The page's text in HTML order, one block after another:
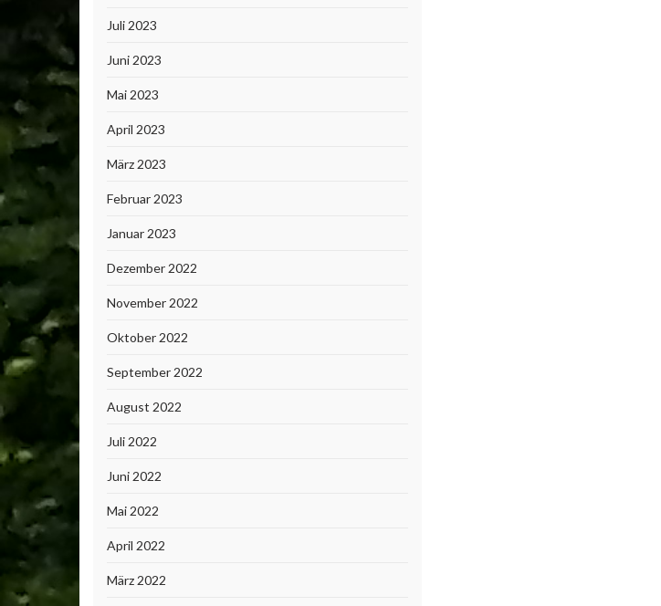
Juli 2023
Juni 2023
Mai 2023
April 2023
März 2023
Februar 2023
Januar 2023
Dezember 2022
November 2022
Oktober 2022
September 2022
August 2022
Juli 2022
Juni 2022
Mai 2022
April 2022
März 2022